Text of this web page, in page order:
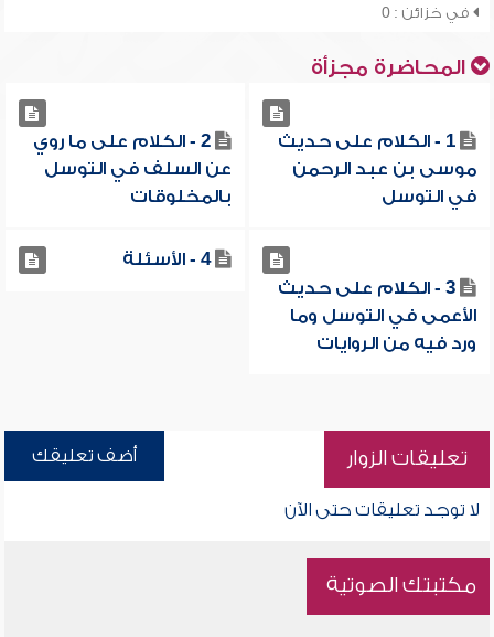
في خزائن : 0
المحاضرة مجزأة
1 - الكلام على حديث
موسى بن عبد الرحمن
في التوسل
2 - الكلام على ما روي
عن السلف في التوسل
بالمخلوقات
3 - الكلام على حديث
الأعمى في التوسل وما
ورد فيه من الروايات
4 - الأسئلة
تعليقات الزوار أضف تعليقك
لا توجد تعليقات حتى الآن
مكتبتك الصوتية